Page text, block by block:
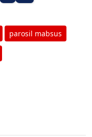
parosil mabsus